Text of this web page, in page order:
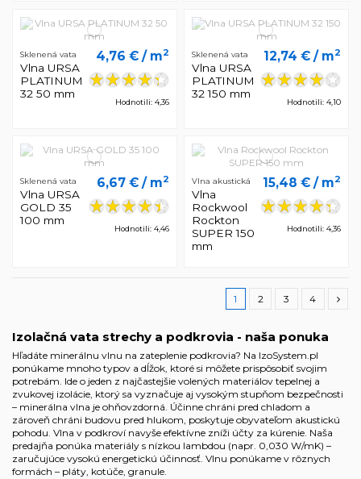
Sklenená vata
Vlna URSA
PLATINUM
32 50 mm
4,76 € / m2
Hodnotili: 4,36
Sklenená vata
Vlna URSA
PLATINUM
32 150 mm
12,74 € / m2
Hodnotili: 4,10
Sklenená vata
Vlna URSA
GOLD 35
100 mm
6,67 € / m2
Hodnotili: 4,46
Vlna akustická
Vlna
Rockwool
Rockton
SUPER 150
mm
15,48 € / m2
Hodnotili: 4,36
1 2 3 4
Izolačná vata strechy a podkrovia - naša ponuka
Hľadáte minerálnu vlnu na zateplenie podkrovia? Na IzoSystem.pl
ponúkame mnoho typov a dĺžok, ktoré si môžete prispôsobiť svojim
potrebám. Ide o jeden z najčastejšie volených materiálov tepelnej a
zvukovej izolácie, ktorý sa vyznačuje aj vysokým stupňom bezpečnosti
– minerálna vlna je ohňovzdorná. Účinne chráni pred chladom a
zároveň chráni budovu pred hlukom, poskytuje obyvateľom akustickú
pohodu. Vlna v podkroví navyše efektívne zníži účty za kúrenie. Naša
predajňa ponúka materiály s nízkou lambdou (napr. 0,030 W/mK) –
zaručujúce vysokú energetickú účinnosť. Vlnu ponúkame v rôznych
formách – pláty, kotúče, granule.